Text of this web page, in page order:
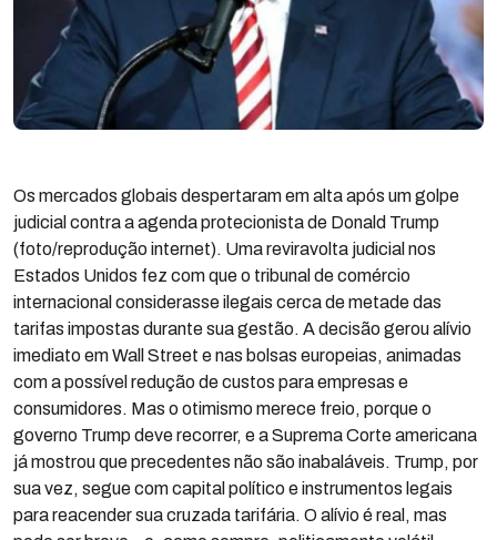
Os mercados globais despertaram em alta após um golpe
judicial contra a agenda protecionista de Donald Trump
(foto/reprodução internet). Uma reviravolta judicial nos
Estados Unidos fez com que o tribunal de comércio
internacional considerasse ilegais cerca de metade das
tarifas impostas durante sua gestão. A decisão gerou alívio
imediato em Wall Street e nas bolsas europeias, animadas
com a possível redução de custos para empresas e
consumidores. Mas o otimismo merece freio, porque o
governo Trump deve recorrer, e a Suprema Corte americana
já mostrou que precedentes não são inabaláveis. Trump, por
sua vez, segue com capital político e instrumentos legais
para reacender sua cruzada tarifária. O alívio é real, mas